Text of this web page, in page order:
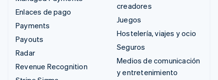
Enlaces de pago
Payments
Payouts
Radar
Revenue Recognition
creadores
Juegos
Hostelería, viajes y ocio
Seguros
Medios de comunicación
y entretenimiento